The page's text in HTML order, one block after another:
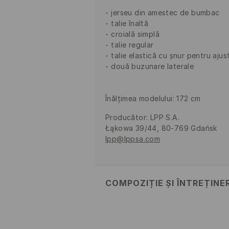
jerseu din amestec de bumbac
talie înaltă
croială simplă
talie regular
talie elastică cu șnur pentru
două buzunare laterale
Înălţimea modelului: 172 cm
Producător: LPP S.A.
Łąkowa 39/44, 80-769 Gdańsk
lpp@lppsa.com
COMPOZIȚIE ȘI